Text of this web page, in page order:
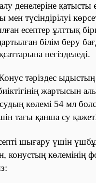
денелеріне қатысты
түсіндірілуі
есептер ұлттық
білім беру
негізделеді.
тәріздес ыдыстың
жартысын
көлемі 54 мл
тағы қанша су
шығару үшін
конустың көлемінің